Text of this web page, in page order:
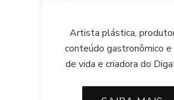
Artista plástica,
conteúdo gastronômico
de vida e criadora do